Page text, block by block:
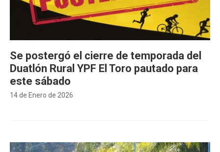
14 de Enero de 2026
Se postergó el cierre de temporada del
Duatlón Rural YPF El Toro pautado para
este sábado